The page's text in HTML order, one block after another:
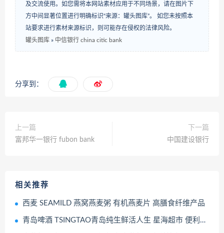
及交流使用。如您需将本网站素材应用于不同场景，请在图片下
方中间显著位置进行明确标识“来源：罐头图库”。 如您未按照本
站要求进行素材来源标识，则可能存在侵权的法律风险。
罐头图库 » 中信银行 china citic bank
分享到：
上一篇
富邦华一银行 fubon bank
下一篇
中国建设银行
相关推荐
西麦 SEAMILD 燕窝燕麦粥 有机燕麦片 高膳食纤维产品
青岛啤酒 TSINGTAO青岛纯生鲜活人生 星海超市 便利店 商品零售店